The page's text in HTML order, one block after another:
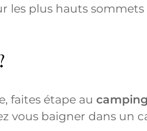
les plus hauts
faites étape au
vous baigner dans un